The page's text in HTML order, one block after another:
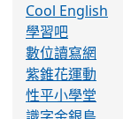
Cool English
學習吧
數位讀寫網
紫錐花運動
性平小學堂